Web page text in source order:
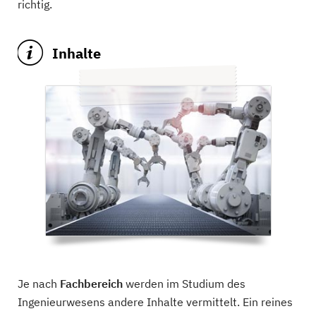
richtig.
Inhalte
Je nach Fachbereich werden im Studium des
Ingenieurwesens andere Inhalte vermittelt. Ein reines